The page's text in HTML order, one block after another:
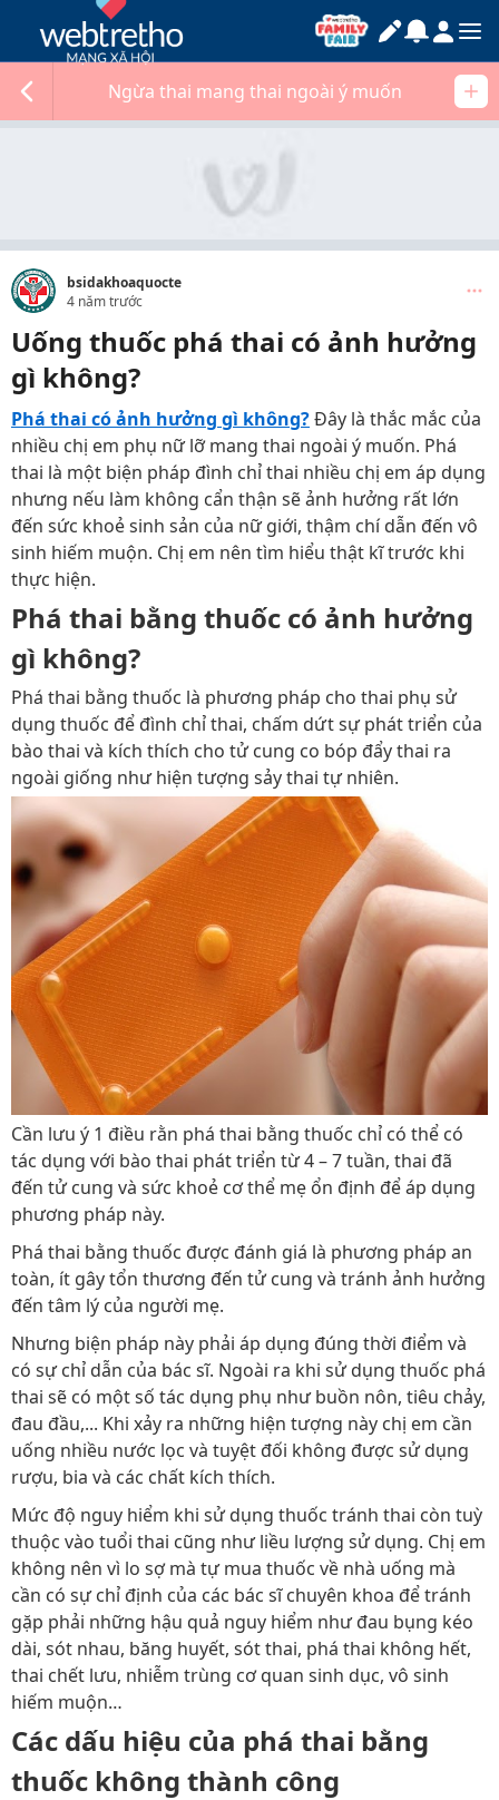
Ngừa thai mang thai ngoài ý muốn
bsidakhoaquocte
4 năm trước
Uống thuốc phá thai có ảnh hưởng
gì không?
Phá thai có ảnh hưởng gì không?Đây là thắc mắc của
nhiều chị em phụ nữ lỡ mang thai ngoài ý muốn. Phá
thai là một biện pháp đình chỉ thai nhiều chị em áp dụng
nhưng nếu làm không cẩn thận sẽ ảnh hưởng rất lớn
đến sức khoẻ sinh sản của nữ giới, thậm chí dẫn đến vô
sinh hiếm muộn. Chị em nên tìm hiểu thật kĩ trước khi
thực hiện.
Phá thai bằng thuốc có ảnh hưởng
gì không?
Phá thai bằng thuốc là phương pháp cho thai phụ sử
dụng thuốc để đình chỉ thai, chấm dứt sự phát triển của
bào thai và kích thích cho tử cung co bóp đẩy thai ra
ngoài giống như hiện tượng sảy thai tự nhiên.
Cần lưu ý 1 điều rằn phá thai bằng thuốc chỉ có thể có
tác dụng với bào thai phát triển từ 4 – 7 tuần, thai đã
đến tử cung và sức khoẻ cơ thể mẹ ổn định để áp dụng
phương pháp này.
Phá thai bằng thuốc được đánh giá là phương pháp an
toàn, ít gây tổn thương đến tử cung và tránh ảnh hưởng
đến tâm lý của người mẹ.
Nhưng biện pháp này phải áp dụng đúng thời điểm và
có sự chỉ dẫn của bác sĩ. Ngoài ra khi sử dụng thuốc phá
thai sẽ có một số tác dụng phụ như buồn nôn, tiêu chảy,
đau đầu,... Khi xảy ra những hiện tượng này chị em cần
uống nhiều nước lọc và tuyệt đối không được sử dụng
rượu, bia và các chất kích thích.
Mức độ nguy hiểm khi sử dụng thuốc tránh thai còn tuỳ
thuộc vào tuổi thai cũng như liều lượng sử dụng. Chị em
không nên vì lo sợ mà tự mua thuốc về nhà uống mà
cần có sự chỉ định của các bác sĩ chuyên khoa để tránh
gặp phải những hậu quả nguy hiểm như đau bụng kéo
dài, sót nhau, băng huyết, sót thai, phá thai không hết,
thai chết lưu, nhiễm trùng cơ quan sinh dục, vô sinh
hiếm muộn…
Các dấu hiệu của phá thai bằng
thuốc không thành công